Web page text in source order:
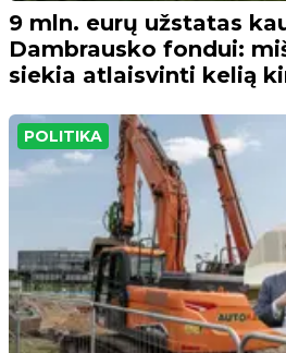
9 mln. eurų užstatas
Dambrausko fondui:
siekia atlaisvinti kelią
POLITIKA